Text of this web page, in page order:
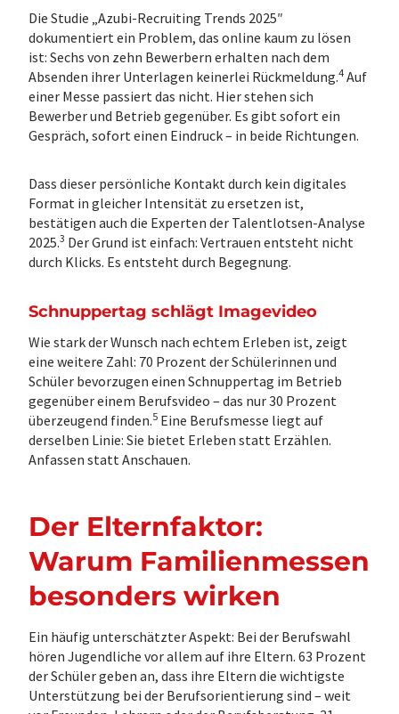
Die Studie „Azubi-Recruiting Trends 2025″
dokumentiert ein Problem, das online kaum zu lösen
ist: Sechs von zehn Bewerbern erhalten nach dem
Absenden ihrer Unterlagen keinerlei Rückmeldung.4 Auf
einer Messe passiert das nicht. Hier stehen sich
Bewerber und Betrieb gegenüber. Es gibt sofort ein
Gespräch, sofort einen Eindruck – in beide Richtungen.
Dass dieser persönliche Kontakt durch kein digitales
Format in gleicher Intensität zu ersetzen ist,
bestätigen auch die Experten der Talentlotsen-Analyse
2025.3 Der Grund ist einfach: Vertrauen entsteht nicht
durch Klicks. Es entsteht durch Begegnung.
Schnuppertag schlägt Imagevideo
Wie stark der Wunsch nach echtem Erleben ist, zeigt
eine weitere Zahl: 70 Prozent der Schülerinnen und
Schüler bevorzugen einen Schnuppertag im Betrieb
gegenüber einem Berufsvideo – das nur 30 Prozent
überzeugend finden.5 Eine Berufsmesse liegt auf
derselben Linie: Sie bietet Erleben statt Erzählen.
Anfassen statt Anschauen.
Der Elternfaktor:
Warum Familienmessen
besonders wirken
Ein häufig unterschätzter Aspekt: Bei der Berufswahl
hören Jugendliche vor allem auf ihre Eltern. 63 Prozent
der Schüler geben an, dass ihre Eltern die wichtigste
Unterstützung bei der Berufsorientierung sind – weit